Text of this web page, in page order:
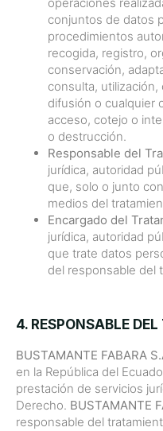
conjuntos de datos
procedimientos
recogida, registro,
conservación,
consulta,
difusión o cualquier
acceso, cotejo o
o destrucción.
Responsable del
jurídica, autoridad
que, solo o junto
medios del
Encargado del
jurídica, autoridad
que trate datos
del responsable del
4. RESPONSABLE
BUSTAMANTE FABARA
en la República del
prestación de servicios
Derecho. BUSTAMANTE
responsable del